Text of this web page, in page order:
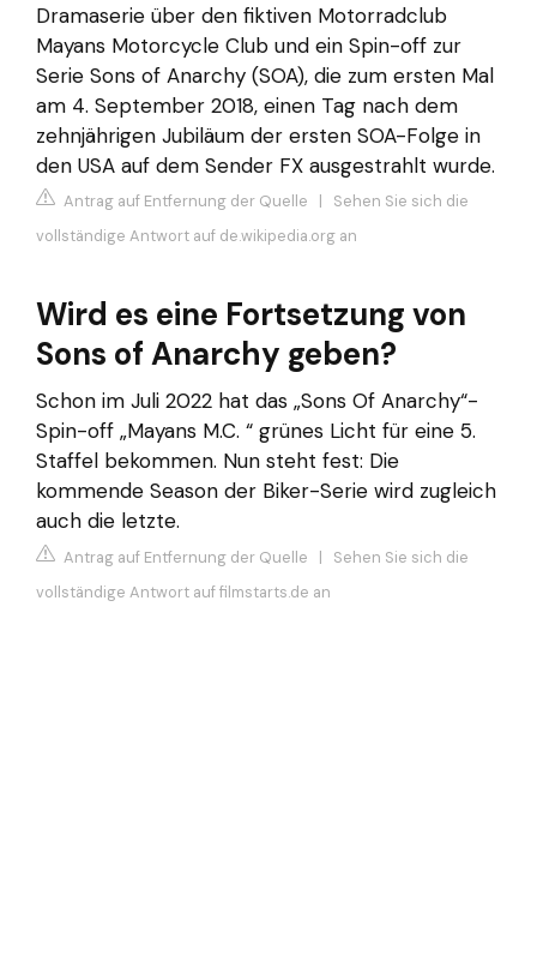
Dramaserie über den fiktiven Motorradclub
Mayans Motorcycle Club und ein Spin-off zur
Serie Sons of Anarchy (SOA), die zum ersten Mal
am 4. September 2018, einen Tag nach dem
zehnjährigen Jubiläum der ersten SOA-Folge in
den USA auf dem Sender FX ausgestrahlt wurde.
Antrag auf Entfernung der Quelle | Sehen Sie sich die
vollständige Antwort auf de.wikipedia.org an
Wird es eine Fortsetzung von
Sons of Anarchy geben?
Schon im Juli 2022 hat das „Sons Of Anarchy“-
Spin-off „Mayans M.C. “ grünes Licht für eine 5.
Staffel bekommen. Nun steht fest: Die
kommende Season der Biker-Serie wird zugleich
auch die letzte.
Antrag auf Entfernung der Quelle | Sehen Sie sich die
vollständige Antwort auf filmstarts.de an